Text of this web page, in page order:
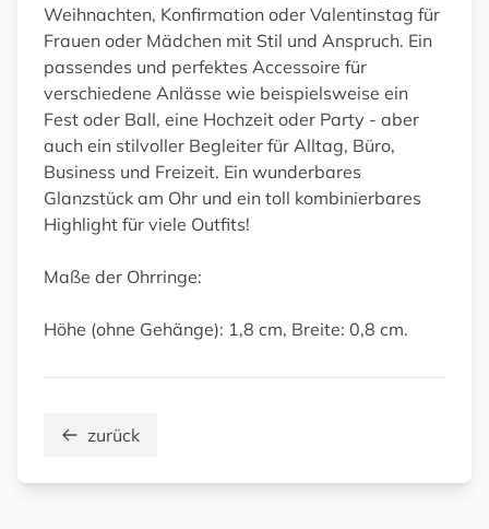
Weihnachten, Konfirmation oder Valentinstag für
Frauen oder Mädchen mit Stil und Anspruch. Ein
passendes und perfektes Accessoire für
verschiedene Anlässe wie beispielsweise ein
Fest oder Ball, eine Hochzeit oder Party - aber
auch ein stilvoller Begleiter für Alltag, Büro,
Business und Freizeit. Ein wunderbares
Glanzstück am Ohr und ein toll kombinierbares
Highlight für viele Outfits!
Maße der Ohrringe:
Höhe (ohne Gehänge): 1,8 cm, Breite: 0,8 cm.
zurück